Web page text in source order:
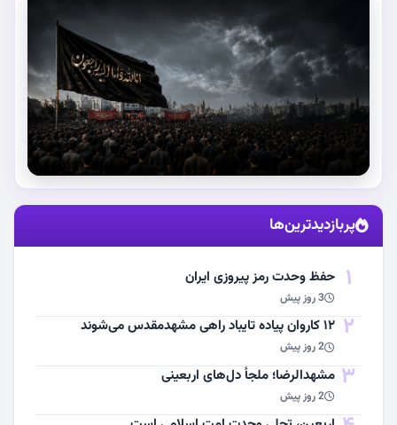
استقبال از آقای شهید ایران
مشاهده اخبار
پربازدیدترین‌ها
1 حفظ وحدت رمز پیروزی ایران
3 روز پیش
2 ۱۲ کاروان پیاده تایباد راهی مشهدمقدس می‌شوند
2 روز پیش
3 مشهد‌الرضا؛ ملجأ دل‌های اربعینی
2 روز پیش